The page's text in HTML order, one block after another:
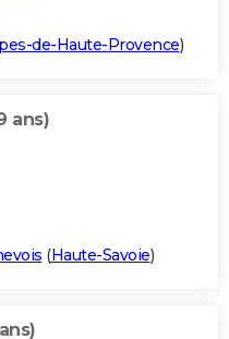
de-Haute-Provence)
ans)
(Haute-Savoie)